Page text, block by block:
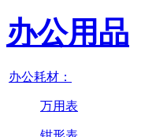
办公用品
办公耗材：
万用表